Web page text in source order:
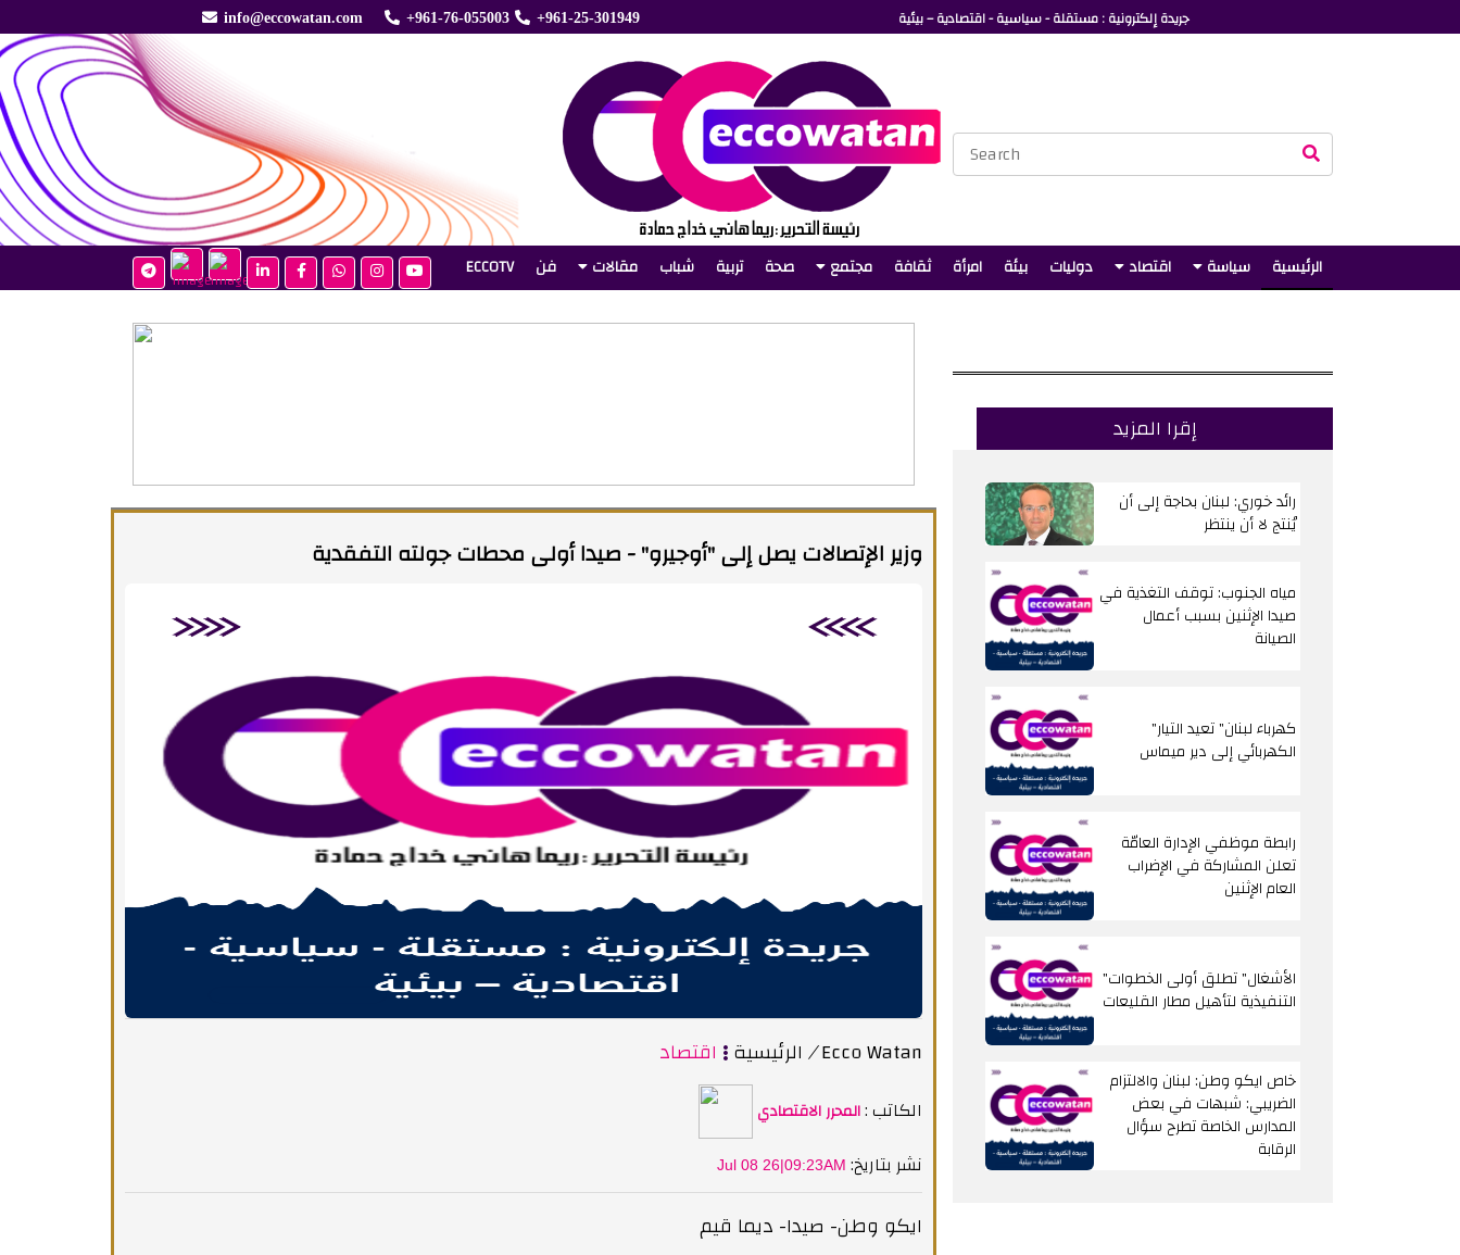
info@eccowatan.com +961-76-055003 +961-25-301949 جريدة إلكترونية : مستقلة - سياسية - اقتصادية – بيئية
ECCOTV فن مقالات شباب تربية صحة مجتمع ثقافة امرأة بيئة دوليات اقتصاد سياسة الرئيسية
وزير الإتصالات يصل إلى "أوجيرو" - صيدا أولى محطات جولته التفقدية
الرئيسية اقتصاد /Ecco Watan
الكاتب :المحرر الاقتصادي
Jul 08 26|09:23AM :نشر بتاريخ
ايكو وطن- صيدا- ديما قيم
إقرا المزيد
رائد خوري: لبنان بحاجة إلى أن
يُنتج لا أن ينتظر
مياه الجنوب: توقف التغذية في
صيدا الإثنين بسبب أعمال
الصيانة
"كهرباء لبنان" تعيد التيار
الكهربائي إلى دير ميماس
رابطة موظفي الإدارة العامّة
تعلن المشاركة في الإضراب
العام الإثنين
"الأشغال" تطلق أولى الخطوات
التنفيذية لتأهيل مطار القليعات
خاص ايكو وطن: لبنان والالتزام
الضريبي: شبهات في بعض
المدارس الخاصة تطرح سؤال
الرقابة